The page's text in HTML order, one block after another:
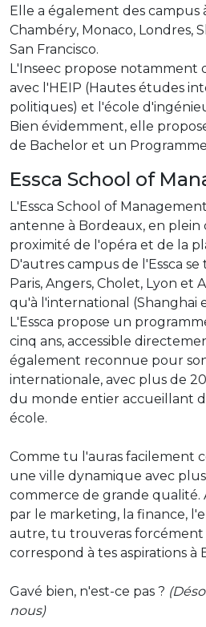
Elle a également des campus
Chambéry, Monaco, Londres,
San Francisco.
L'Inseec propose notamment
avec l'HEIP (Hautes études
politiques) et l'école
Bien évidemment, elle
de Bachelor et un
Essca School of
L'Essca School of
antenne à Bordeaux, en plein
proximité de l'opéra et de la
D'autres campus de l'Essca
Paris, Angers, Cholet, Lyon et
qu'à l'international (Shanghai
L'Essca propose un
cinq ans, accessible
également reconnue pour
internationale, avec plus de
du monde entier accueillant
école.
Comme tu l'auras facilement
une ville dynamique avec
commerce de grande qualité.
par le marketing, la finance,
autre, tu trouveras
correspond à tes aspirations à
Gavé bien, n'est-ce pas ?
nous)